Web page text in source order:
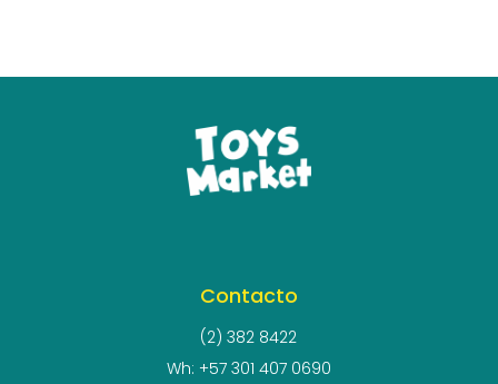
Contacto
(2) 382 8422
Wh: +57 301 407 0690